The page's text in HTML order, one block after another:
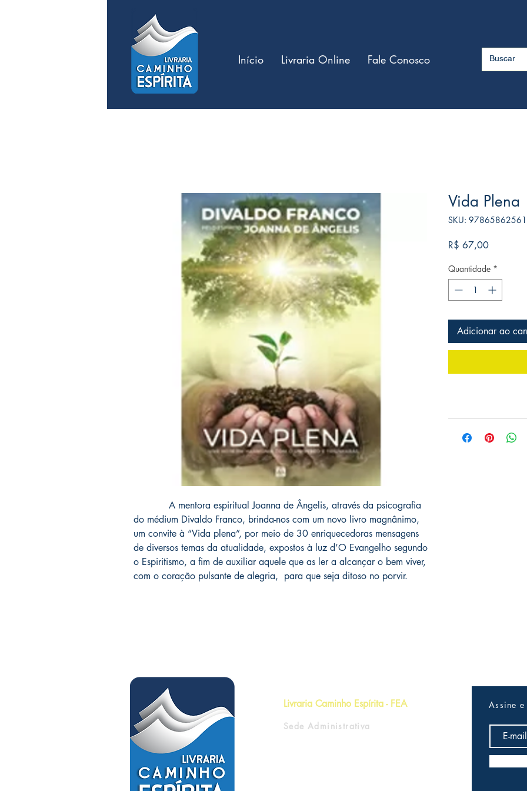
Início Livraria Online Fale Conosco
A mentora espiritual Joanna de Ângelis, através da psicografia
do médium Divaldo Franco, brinda-nos com um novo livro magnânimo,
um convite à “Vida plena”, por meio de 30 enriquecedoras mensagens
de diversos temas da atualidade, expostos à luz d’O Evangelho segundo
o Espiritismo, a fim de auxiliar aquele que as ler a alcançar o bem viver,
com o coração pulsante de alegria, para que seja ditoso no porvir.
Vida Plena
SKU:
R$ 67,00Preço
Quantidade *
Adicionar ao
Livraria Caminho Espírita - FEA
Sede Administrativa
Assine